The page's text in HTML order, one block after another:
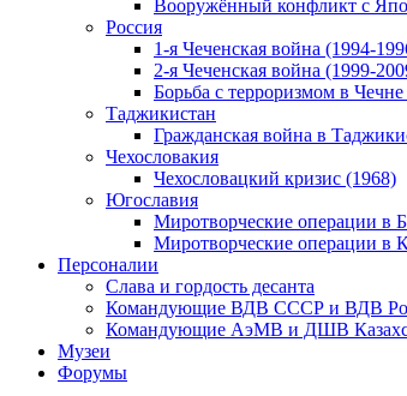
Вооружённый конфликт с
Россия
1-я Чеченская война (1994-
2-я Чеченская война (1999-
Борьба с терроризмом в
Таджикистан
Гражданская война в
Чехословакия
Чехословацкий кризис (1968)
Югославия
Миротворческие операции в
Миротворческие операции в
Персоналии
Слава и гордость десанта
Командующие ВДВ СССР и ВДВ
Командующие АэМВ и ДШВ
Музеи
Форумы